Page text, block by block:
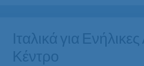
Ιταλικά για
Κέντρο